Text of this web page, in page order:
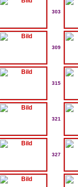
303
309
315
321
327